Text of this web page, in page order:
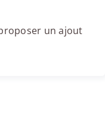
un ajout